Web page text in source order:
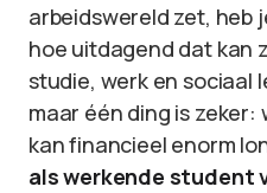
arbeidswereld zet, heb
hoe uitdagend dat kan
studie, werk en sociaal
maar één ding is
kan financieel enorm
als werkende student